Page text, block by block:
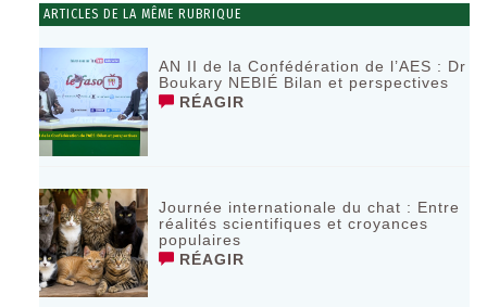
ARTICLES DE LA MÊME RUBRIQUE
AN II de la Confédération de l’AES : Dr
Boukary NEBIÉ Bilan et perspectives
RÉAGIR
Journée internationale du chat : Entre
réalités scientifiques et croyances
populaires
RÉAGIR